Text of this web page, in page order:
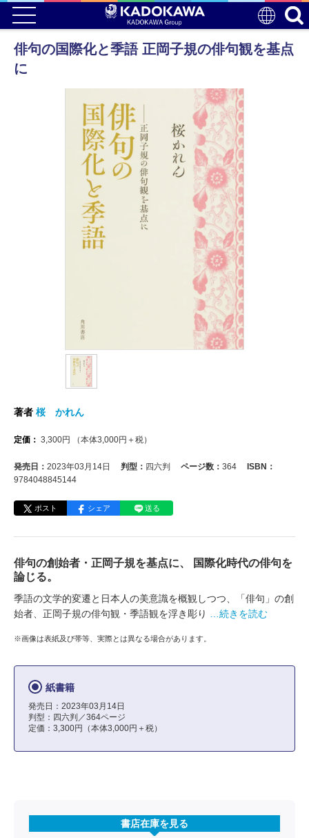
俳句の国際化と季語 正岡子規の俳句観を基点
に
著者 桜 かれん
定価： 3,300円 （本体3,000円＋税）
発売日： 2023年03月14日 判型： 四六判 ページ数： 364
ISBN：
9784048845144
ポスト シェア 送る
俳句の創始者・正岡子規を基点に、 国際化時代の俳句を
論じる。
季語の文学的変遷と日本人の美意識を概観しつつ、「俳句」の創
始者、正岡子規の俳句観・季語観を浮き彫り
…続きを読む
※画像は表紙及び帯等、実際とは異なる場合があります。
紙書籍
発売日：2023年03月14日
判型：四六判／364ページ
定価：3,300円（本体3,000円＋税）
書店在庫を見る